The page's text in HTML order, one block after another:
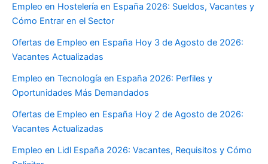
Empleo en Hostelería en España 2026: Sueldos, Vacantes y
Cómo Entrar en el Sector
Ofertas de Empleo en España Hoy 3 de Agosto de 2026:
Vacantes Actualizadas
Empleo en Tecnología en España 2026: Perfiles y
Oportunidades Más Demandados
Ofertas de Empleo en España Hoy 2 de Agosto de 2026:
Vacantes Actualizadas
Empleo en Lidl España 2026: Vacantes, Requisitos y Cómo